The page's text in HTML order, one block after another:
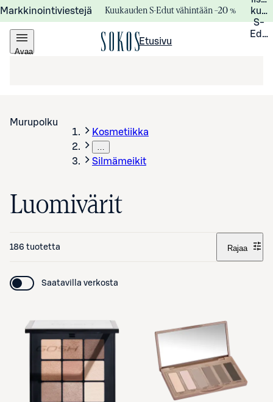
Markkinointiviestejä Kuukauden S-Edut vähintään –20 %
S-
Avaa
Etusivu
Murupolku
Kosmetiikka
…
Silmämeikit
Luomivärit
186 tuotetta Rajaa
Saatavilla verkosta